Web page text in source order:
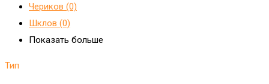
Чериков (0)
Шклов (0)
Показать больше
Тип